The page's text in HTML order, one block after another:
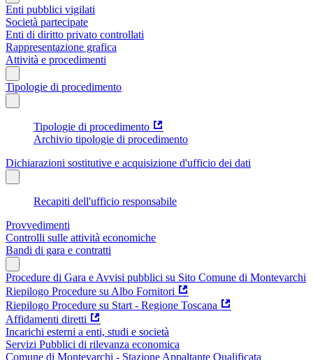
Enti pubblici vigilati
Società partecipate
Enti di diritto privato controllati
Rappresentazione grafica
Attività e procedimenti
Tipologie di procedimento
Tipologie di procedimento
Archivio tipologie di procedimento
Dichiarazioni sostitutive e acquisizione d'ufficio dei dati
Recapiti dell'ufficio responsabile
Provvedimenti
Controlli sulle attività economiche
Bandi di gara e contratti
Procedure di Gara e Avvisi pubblici su Sito Comune di Montevarchi
Riepilogo Procedure su Albo Fornitori
Riepilogo Procedure su Start - Regione Toscana
Affidamenti diretti
Incarichi esterni a enti, studi e società
Servizi Pubblici di rilevanza economica
Comune di Montevarchi - Stazione Appaltante Qualificata